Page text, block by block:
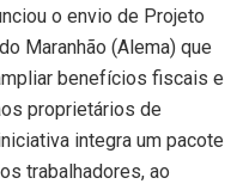
o envio de Projeto
Maranhão (Alema) que
benefícios fiscais e
proprietários de
integra um pacote
trabalhadores, ao